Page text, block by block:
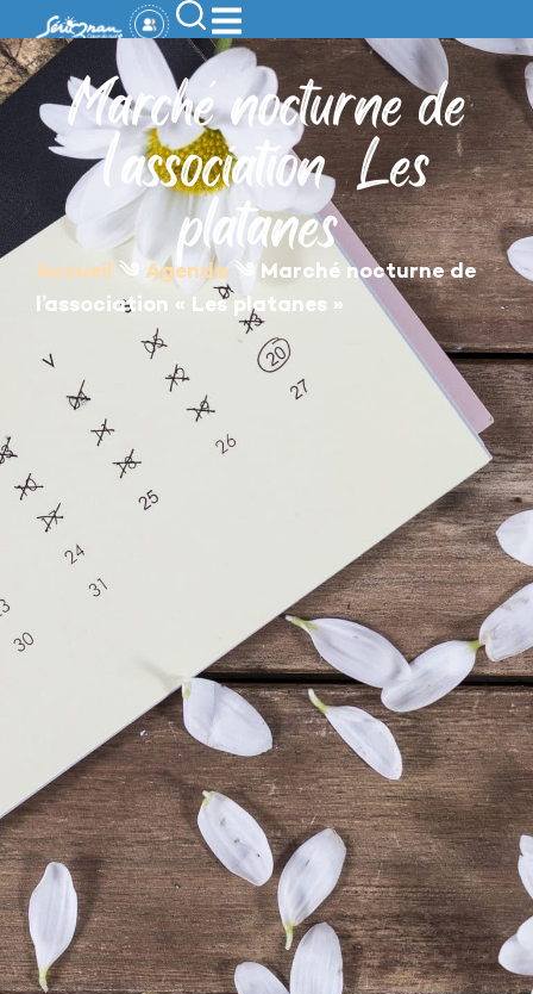
principal
Marché nocturne de
l’association « Les
platanes »
Accueil ༄ Agenda ༄ Marché nocturne de
l’association « Les platanes »